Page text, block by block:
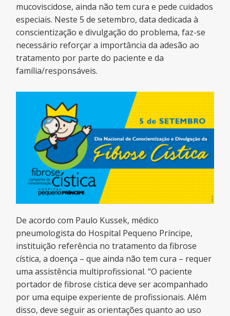
mucoviscidose, ainda não tem cura e pede cuidados
especiais. Neste 5 de setembro, data dedicada à
conscientização e divulgação do problema, faz-se
necessário reforçar a importância da adesão ao
tratamento por parte do paciente e da
família/responsáveis.
De acordo com Paulo Kussek, médico
pneumologista do Hospital Pequeno Príncipe,
instituição referência no tratamento da fibrose
cística, a doença – que ainda não tem cura – requer
uma assistência multiprofissional. “O paciente
portador de fibrose cística deve ser acompanhado
por uma equipe experiente de profissionais. Além
disso, deve seguir as orientações quanto ao uso